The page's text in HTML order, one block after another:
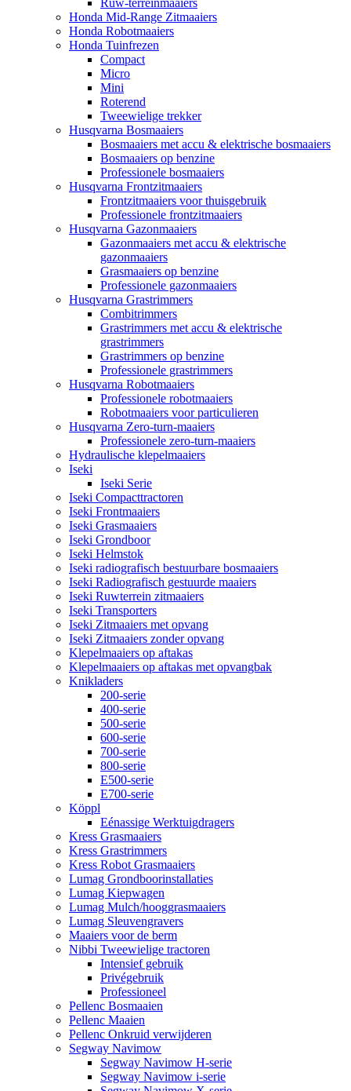
Honda Mid-Range Zitmaaiers
Honda Robotmaaiers
Honda Tuinfrezen
Compact
Micro
Mini
Roterend
Tweewielige trekker
Husqvarna Bosmaaiers
Bosmaaiers met accu & elektrische bosmaaiers
Bosmaaiers op benzine
Professionele bosmaaiers
Husqvarna Frontzitmaaiers
Frontzitmaaiers voor thuisgebruik
Professionele frontzitmaaiers
Husqvarna Gazonmaaiers
Gazonmaaiers met accu & elektrische
gazonmaaiers
Grasmaaiers op benzine
Professionele gazonmaaiers
Husqvarna Grastrimmers
Combitrimmers
Grastrimmers met accu & elektrische
grastrimmers
Grastrimmers op benzine
Professionele grastrimmers
Husqvarna Robotmaaiers
Professionele robotmaaiers
Robotmaaiers voor particulieren
Husqvarna Zero-turn-maaiers
Professionele zero-turn-maaiers
Hydraulische klepelmaaiers
Iseki
Iseki Serie
Iseki Compacttractoren
Iseki Frontmaaiers
Iseki Grasmaaiers
Iseki Grondboor
Iseki Helmstok
Iseki radiografisch bestuurbare bosmaaiers
Iseki Radiografisch gestuurde maaiers
Iseki Ruwterrein zitmaaiers
Iseki Transporters
Iseki Zitmaaiers met opvang
Iseki Zitmaaiers zonder opvang
Klepelmaaiers op aftakas
Klepelmaaiers op aftakas met opvangbak
Knikladers
200-serie
400-serie
500-serie
600-serie
700-serie
800-serie
E500-serie
E700-serie
Köppl
Eénassige Werktuigdragers
Kress Grasmaaiers
Kress Grastrimmers
Kress Robot Grasmaaiers
Lumag Grondboorinstallaties
Lumag Kiepwagen
Lumag Mulch/hooggrasmaaiers
Lumag Sleuvengravers
Maaiers voor de berm
Nibbi Tweewielige tractoren
Intensief gebruik
Privégebruik
Professioneel
Pellenc Bosmaaien
Pellenc Maaien
Pellenc Onkruid verwijderen
Segway Navimow
Segway Navimow H-serie
Segway Navimow i-serie